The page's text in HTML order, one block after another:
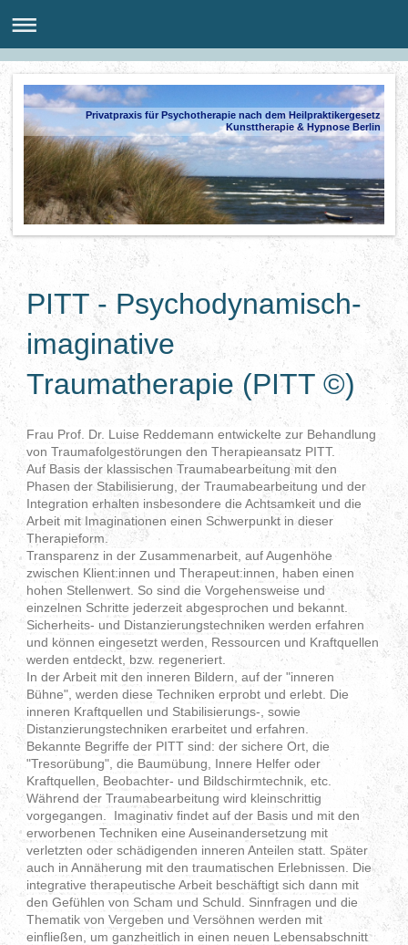
Privatpraxis für Psychotherapie nach dem Heilpraktikergesetz
Kunsttherapie & Hypnose Berlin
PITT - Psychodynamisch-
imaginative
Traumatherapie (PITT ©)
Frau Prof. Dr. Luise Reddemann entwickelte zur Behandlung
von Traumafolgestörungen den Therapieansatz PITT.
Auf Basis der klassischen Traumabearbeitung mit den
Phasen der Stabilisierung, der Traumabearbeitung und der
Integration erhalten insbesondere die Achtsamkeit und die
Arbeit mit Imaginationen einen Schwerpunkt in dieser
Therapieform.
Transparenz in der Zusammenarbeit, auf Augenhöhe
zwischen Klient:innen und Therapeut:innen, haben einen
hohen Stellenwert. So sind die Vorgehensweise und
einzelnen Schritte jederzeit abgesprochen und bekannt.
Sicherheits- und Distanzierungstechniken werden erfahren
und können eingesetzt werden, Ressourcen und Kraftquellen
werden entdeckt, bzw. regeneriert.
In der Arbeit mit den inneren Bildern, auf der "inneren
Bühne", werden diese Techniken erprobt und erlebt. Die
inneren Kraftquellen und Stabilisierungs-, sowie
Distanzierungstechniken erarbeitet und erfahren.
Bekannte Begriffe der PITT sind: der sichere Ort, die
"Tresorübung", die Baumübung, Innere Helfer oder
Kraftquellen, Beobachter- und Bildschirmtechnik, etc.
Während der Traumabearbeitung wird kleinschrittig
vorgegangen. Imaginativ findet auf der Basis und mit den
erworbenen Techniken eine Auseinandersetzung mit
verletzten oder schädigenden inneren Anteilen statt. Später
auch in Annäherung mit den traumatischen Erlebnissen. Die
integrative therapeutische Arbeit beschäftigt sich dann mit
den Gefühlen von Scham und Schuld. Sinnfragen und die
Thematik von Vergeben und Versöhnen werden mit
einfließen, um ganzheitlich in einen neuen Lebensabschnitt